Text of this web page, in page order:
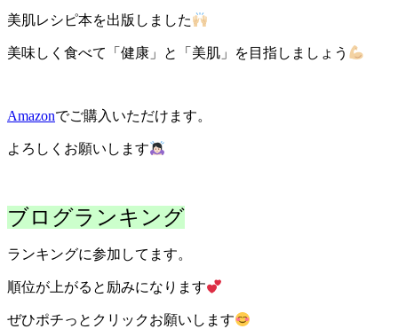
美肌レシピ本を出版しました
美味しく食べて「健康」と「美肌」を目指しましょう
Amazonでご購入いただけます。
よろしくお願いします
ブログランキング
ランキングに参加してます。
順位が上がると励みになります
ぜひポチっとクリックお願いします